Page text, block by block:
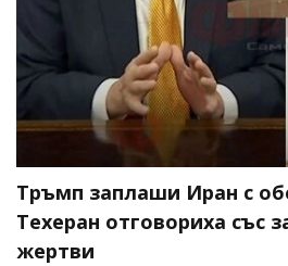
Тръмп заплаши Иран с
Техеран отговориха със
жертви